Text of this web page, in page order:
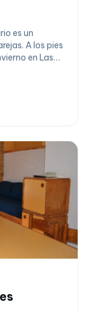
es un
A los pies
en Las
un